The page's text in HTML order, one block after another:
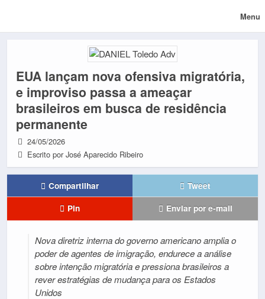
Menu
EUA lançam nova ofensiva migratória,
e improviso passa a ameaçar
brasileiros em busca de residência
permanente
24/05/2026
Escrito por José Aparecido Ribeiro
Compartilhar
Tweet
Pin
Enviar por e-mail
Nova diretriz interna do governo americano amplia o
poder de agentes de imigração, endurece a análise
sobre intenção migratória e pressiona brasileiros a
rever estratégias de mudança para os Estados
Unidos